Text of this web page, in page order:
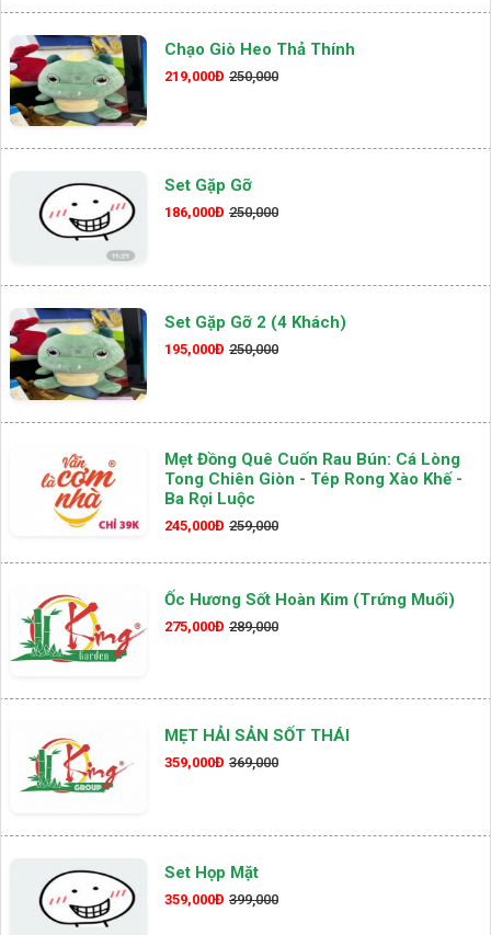
Chạo Giò Heo Thả Thính
219,000Đ 250,000
Set Gặp Gỡ
186,000Đ 250,000
Set Gặp Gỡ 2 (4 Khách)
195,000Đ 250,000
Mẹt Đồng Quê Cuốn Rau Bún: Cá Lòng
Tong Chiên Giòn - Tép Rong Xào Khế -
Ba Rọi Luộc
245,000Đ 259,000
Ốc Hương Sốt Hoàn Kim (Trứng Muối)
275,000Đ 289,000
MẸT HẢI SẢN SỐT THÁI
359,000Đ 369,000
Set Họp Mặt
359,000Đ 399,000